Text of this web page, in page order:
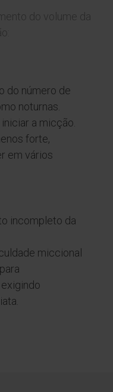
do volume da
do número de
noturnas.
a micção.
forte,
em vários
incompleto da
miccional